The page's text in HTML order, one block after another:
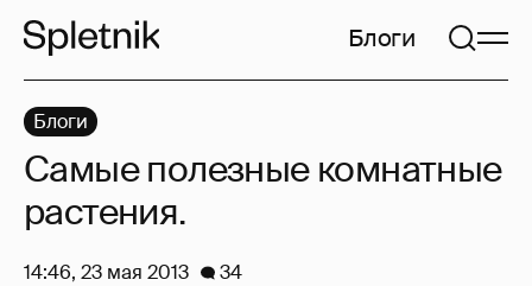
Блоги
Блоги
Самые полезные комнатные
растения.
14:46, 23 мая 2013
34